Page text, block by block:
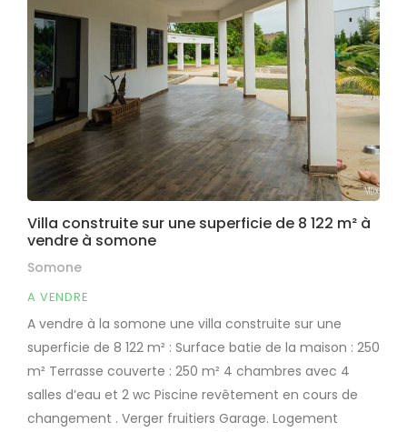
Villa construite sur une superficie de 8 122 m² à
vendre à somone
Somone
A VENDRE
A vendre à la somone une villa construite sur une
superficie de 8 122 m² : Surface batie de la maison : 250
m² Terrasse couverte : 250 m² 4 chambres avec 4
salles d’eau et 2 wc Piscine revêtement en cours de
changement . Verger fruitiers Garage. Logement